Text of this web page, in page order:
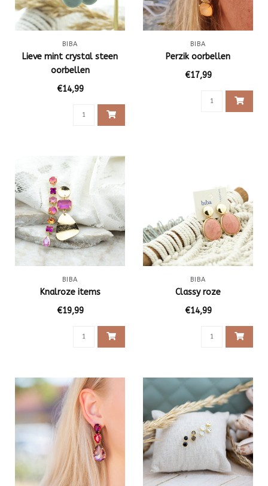
BIBA
Lieve mint crystal steen
oorbellen
€14,99
BIBA
Perzik oorbellen
€17,99
BIBA
Knalroze items
€19,99
BIBA
Classy roze
€14,99